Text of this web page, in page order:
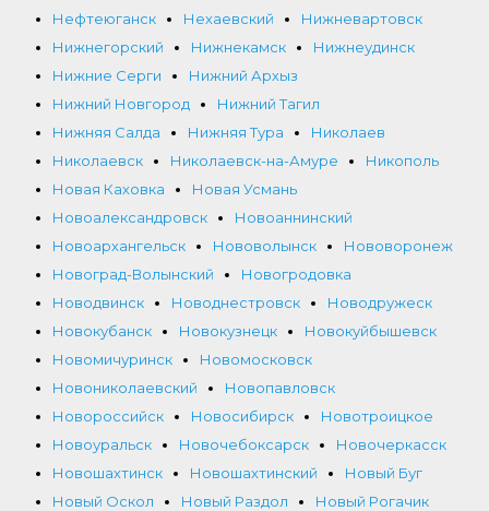
Нефтеюганск
Нехаевский
Нижневартовск
Нижнегорский
Нижнекамск
Нижнеудинск
Нижние Серги
Нижний Архыз
Нижний Новгород
Нижний Тагил
Нижняя Салда
Нижняя Тура
Николаев
Николаевск
Николаевск-на-Амуре
Никополь
Новая Каховка
Новая Усмань
Новоалександровск
Новоаннинский
Новоархангельск
Нововолынск
Нововоронеж
Новоград-Волынский
Новогродовка
Новодвинск
Новоднестровск
Новодружеск
Новокубанск
Новокузнецк
Новокуйбышевск
Новомичуринск
Новомосковск
Новониколаевский
Новопавловск
Новороссийск
Новосибирск
Новотроицкое
Новоуральск
Новочебоксарск
Новочеркасск
Новошахтинск
Новошахтинский
Новый Буг
Новый Оскол
Новый Раздол
Новый Рогачик